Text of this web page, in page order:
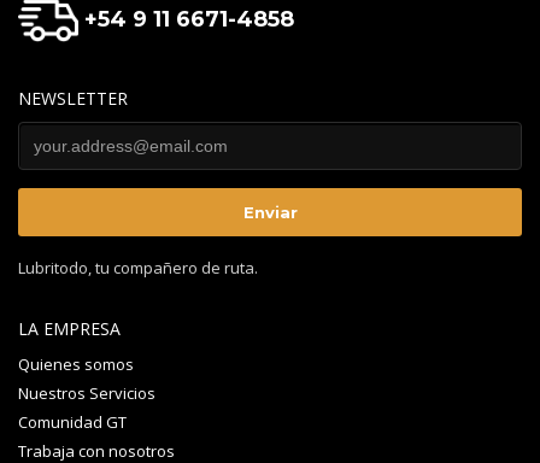
+54 9 11 6671-4858
NEWSLETTER
Lubritodo, tu compañero de ruta.
LA EMPRESA
Quienes somos
Nuestros Servicios
Comunidad GT
Trabaja con nosotros